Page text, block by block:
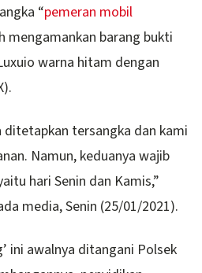
“pemeran mobil
mengamankan barang bukti
warna hitam dengan
ditetapkan tersangka dan kami
Namun, keduanya wajib
hari Senin dan Kamis,”
media, Senin (25/01/2021).
ini awalnya ditangani Polsek